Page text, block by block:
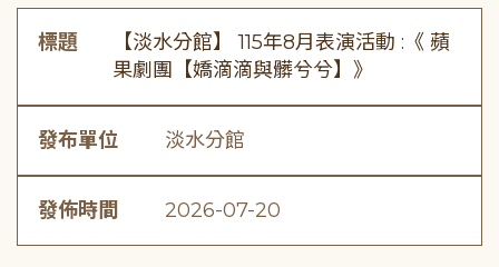
標題
【淡水分館】 115年8月表演活動 :《 蘋
果劇團【嬌滴滴與髒兮兮】》
發布單位 淡水分館
發佈時間 2026-07-20